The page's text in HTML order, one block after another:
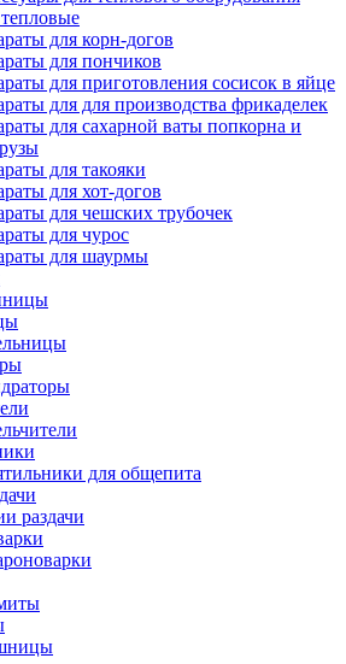
для корн-догов
для пончиков
для приготовления сосисок в яйце
для для производства фрикаделек
для сахарной ваты попкорна и
для такояки
для хот-догов
для чешских трубочек
для чурос
для шаурмы
для общепита
раздачи